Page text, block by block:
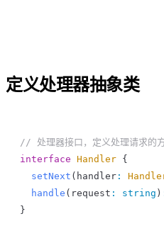
定义处理器抽象类
// 处理器接口，定义处理请求的
interface Handler {
  setNext
( handler :
  handle
( request : string )
}